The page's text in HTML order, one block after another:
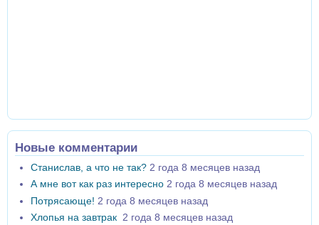
Новые комментарии
Станислав, а что не так? 2 года 8 месяцев назад
А мне вот как раз интересно 2 года 8 месяцев назад
Потрясающе! 2 года 8 месяцев назад
Хлопья на завтрак 2 года 8 месяцев назад